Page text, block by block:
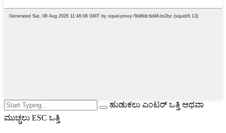
ಹುಡುಕಲು ಎಂಟರ್ ಒತ್ತಿ ಅಥವಾ
ಮುಚ್ಚಲು ESC ಒತ್ತಿ